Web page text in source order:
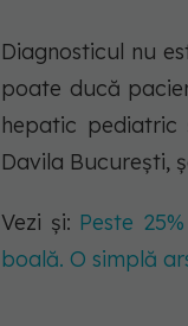
Diagnosticul nu
poate ducă
hepatic pediatric
Davila București,
Vezi și: Peste
boală. O simplă